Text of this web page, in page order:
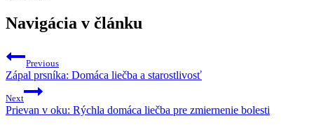
Navigácia v článku
Previous
Zápal prsníka: Domáca liečba a starostlivosť
Next
Prievan v oku: Rýchla domáca liečba pre zmiernenie bolesti